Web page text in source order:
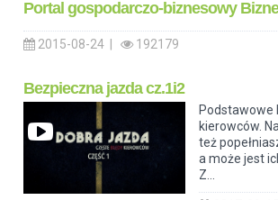
Portal gospodarczo-biznesowy
2015-08-24 | 192179
Bezpieczna jazda cz.1i2
Podstawowe
kierowców.
też
a może jest
Z...